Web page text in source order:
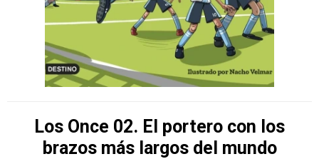
Los Once 02. El portero con los
brazos más largos del mundo